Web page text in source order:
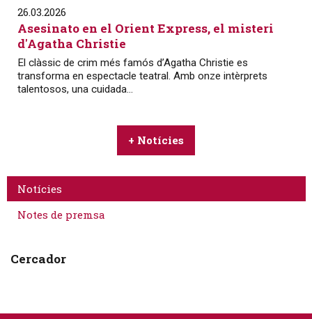
26.03.2026
Asesinato en el Orient Express, el misteri
d'Agatha Christie
El clàssic de crim més famós d’Agatha Christie es
transforma en espectacle teatral. Amb onze intèrprets
talentosos, una cuidada...
+ Notícies
Notícies
Notes de premsa
Cercador